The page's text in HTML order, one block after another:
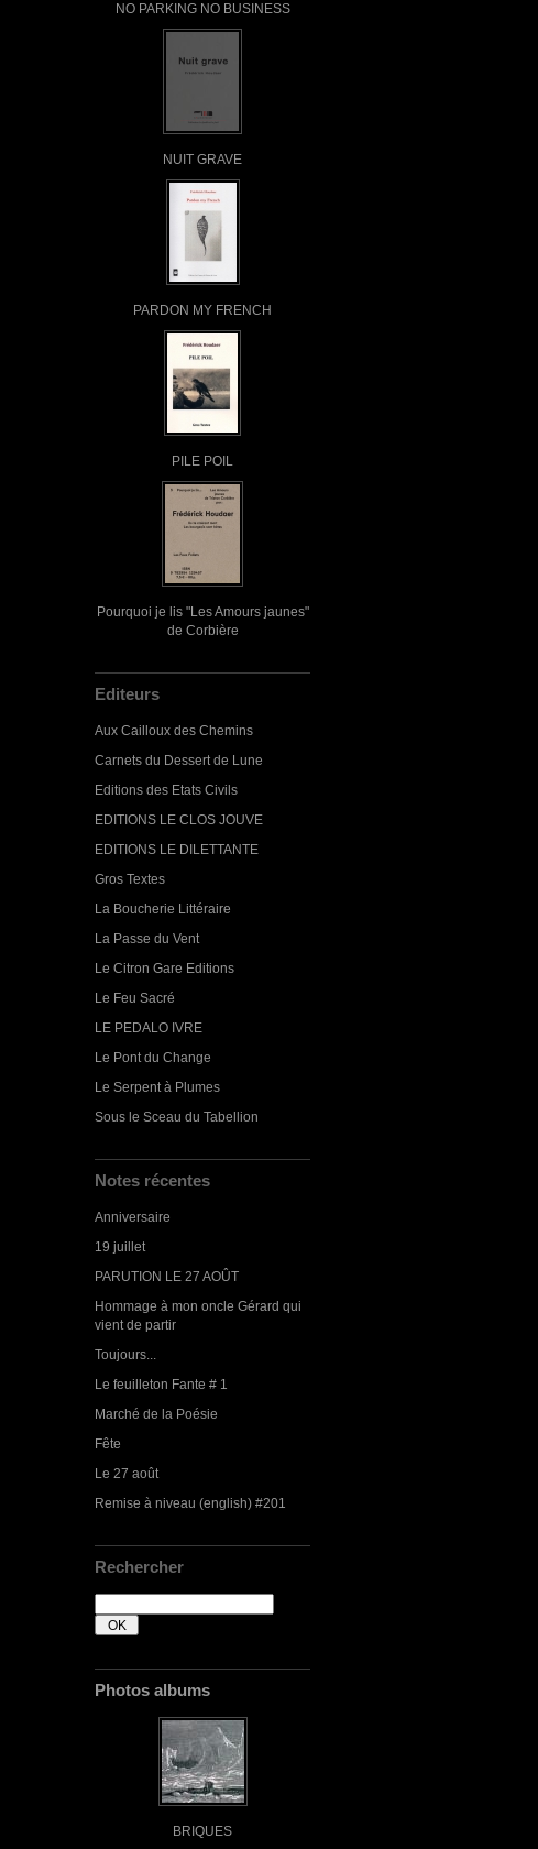
NO PARKING NO BUSINESS
NUIT GRAVE
PARDON MY FRENCH
PILE POIL
Pourquoi je lis "Les Amours jaunes"
de Corbière
Editeurs
Aux Cailloux des Chemins
Carnets du Dessert de Lune
Editions des Etats Civils
EDITIONS LE CLOS JOUVE
EDITIONS LE DILETTANTE
Gros Textes
La Boucherie Littéraire
La Passe du Vent
Le Citron Gare Editions
Le Feu Sacré
LE PEDALO IVRE
Le Pont du Change
Le Serpent à Plumes
Sous le Sceau du Tabellion
Notes récentes
Anniversaire
19 juillet
PARUTION LE 27 AOÛT
Hommage à mon oncle Gérard qui
vient de partir
Toujours...
Le feuilleton Fante # 1
Marché de la Poésie
Fête
Le 27 août
Remise à niveau (english) #201
Rechercher
Photos albums
BRIQUES